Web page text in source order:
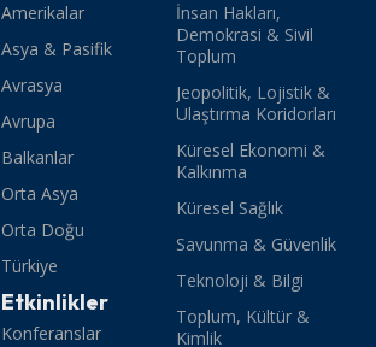
Amerikalar
Asya & Pasifik
Avrasya
Avrupa
Balkanlar
Orta Asya
Orta Doğu
Türkiye
Etkinlikler
Konferanslar
İnsan Hakları,
Demokrasi & Sivil
Toplum
Jeopolitik, Lojistik &
Ulaştırma Koridorları
Küresel Ekonomi &
Kalkınma
Küresel Sağlık
Savunma & Güvenlik
Teknoloji & Bilgi
Toplum, Kültür &
Kimlik